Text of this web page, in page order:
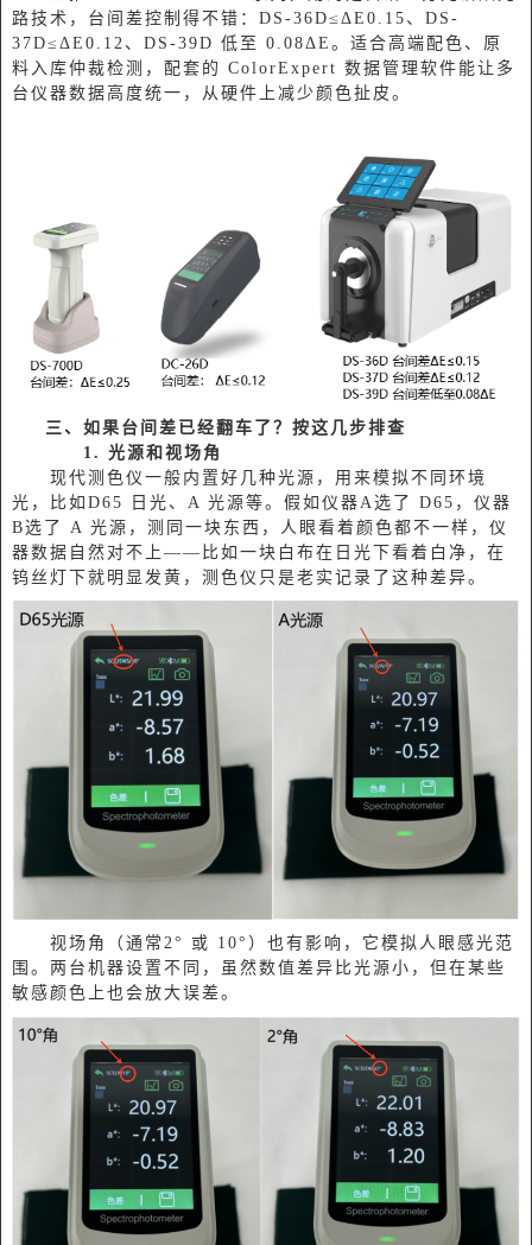
路技术，台间差控制得不错：DS-36D≤ΔE0.15、DS-
37D≤ΔE0.12、DS-39D 低至 0.08ΔE。适合高端配色、原
料入库仲裁检测，配套的 ColorExpert 数据管理软件能让多
台仪器数据高度统一，从硬件上减少颜色扯皮。
三、如果台间差已经翻车了？按这几步排查
1. 光源和视场角
现代测色仪一般内置好几种光源，用来模拟不同环境
光，比如D65 日光、A 光源等。假如仪器A选了 D65，仪器
B选了 A 光源，测同一块东西，人眼看着颜色都不一样，仪
器数据自然对不上——比如一块白布在日光下看着白净，在
钨丝灯下就明显发黄，测色仪只是老实记录了这种差异。
视场角（通常2° 或 10°）也有影响，它模拟人眼感光范
围。两台机器设置不同，虽然数值差异比光源小，但在某些
敏感颜色上也会放大误差。